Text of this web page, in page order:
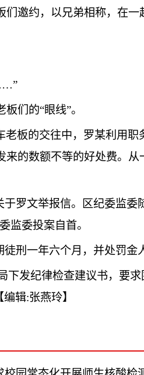
邀约，以兄弟相称，在一
们的“眼线”。
的交往中，罗某利用职
的数额不等的好处费。
文举报信。区纪委监委
监委投案自首。
一年六个月，并处罚金
纪律检查建议书，要求
编辑:张燕玲】